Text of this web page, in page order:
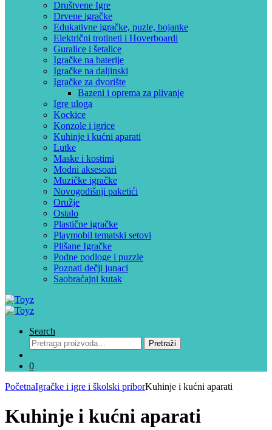
Društvene Igre
Drvene igračke
Edukativne igračke, puzle, bojanke
Električni trotineti i Hoverboardi
Guralice i šetalice
Igračke na baterije
Igračke na daljinski
‎Igračke za dvorište
Bazeni i oprema za plivanje
Igre uloga
Kockice
Konzole i igrice
Kuhinje i kućni aparati
Lutke
Maske i kostimi
Modni aksesoari
Muzičke igračke
Novogodišnji paketići
Oružje
Ostalo
Plastične igračke
Playmobil tematski setovi
Plišane Igračke
Podne podloge i puzzle
Poznati dečji junaci
Saobraćajni kutak
Search
Pretraga
za:
Pretraži
0
PočetnaIgračke i igre i školski priborKuhinje i kućni aparati
Kuhinje i kućni aparati